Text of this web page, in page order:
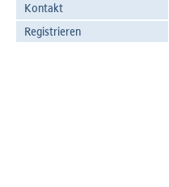
Kontakt
Registrieren